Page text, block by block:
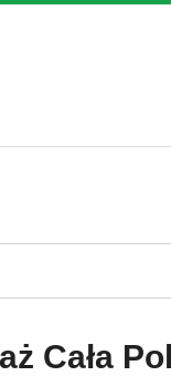
Cała